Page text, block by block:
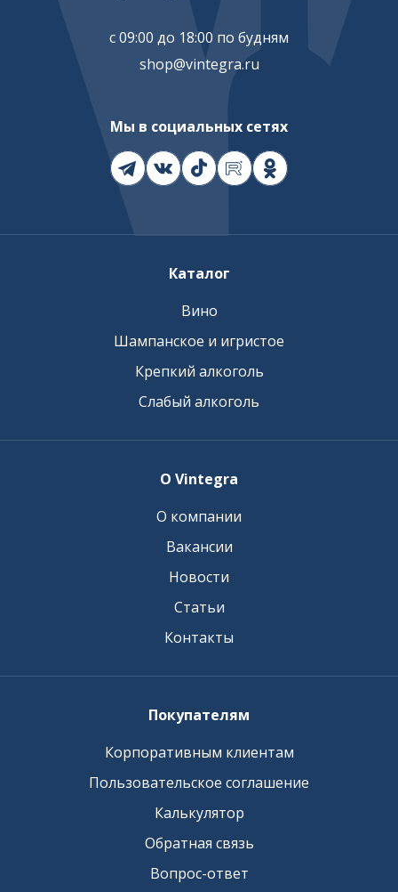
с 09:00 до 18:00 по будням
shop@vintegra.ru
Мы в социальных сетях
Каталог
Вино
Шампанское и игристое
Крепкий алкоголь
Слабый алкоголь
О Vintegra
О компании
Вакансии
Новости
Статьи
Контакты
Покупателям
Корпоративным клиентам
Пользовательское соглашение
Калькулятор
Обратная связь
Вопрос-ответ